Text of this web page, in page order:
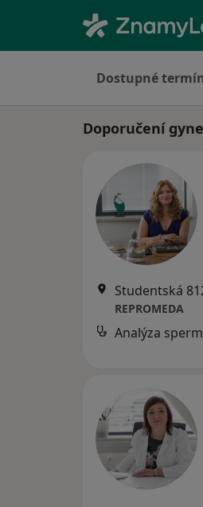
Dostupné
Doporučení
Studentská
REPROMEDA
Analýza